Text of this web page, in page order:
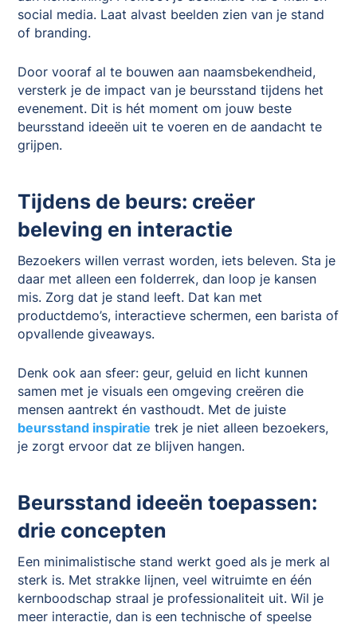
social media. Laat alvast beelden zien van je stand
of branding.
Door vooraf al te bouwen aan naamsbekendheid,
versterk je de impact van je beursstand tijdens het
evenement. Dit is hét moment om jouw beste
beursstand ideeën uit te voeren en de aandacht te
grijpen.
Tijdens de beurs: creëer
beleving en interactie
Bezoekers willen verrast worden, iets beleven. Sta je
daar met alleen een folderrek, dan loop je kansen
mis. Zorg dat je stand leeft. Dat kan met
productdemo’s, interactieve schermen, een barista of
opvallende giveaways.
Denk ook aan sfeer: geur, geluid en licht kunnen
samen met je visuals een omgeving creëren die
mensen aantrekt én vasthoudt. Met de juiste
beursstand inspiratie trek je niet alleen bezoekers,
je zorgt ervoor dat ze blijven hangen.
Beursstand ideeën toepassen:
drie concepten
Een minimalistische stand werkt goed als je merk al
sterk is. Met strakke lijnen, veel witruimte en één
kernboodschap straal je professionaliteit uit. Wil je
meer interactie, dan is een technische of speelse